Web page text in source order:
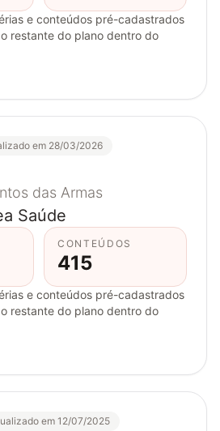
e conteúdos pré-cadastrados
restante do plano dentro do
em 28/03/2026
das Armas
Saúde
CONTEÚDOS
415
e conteúdos pré-cadastrados
restante do plano dentro do
em 12/07/2025